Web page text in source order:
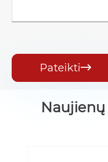
Pateikti